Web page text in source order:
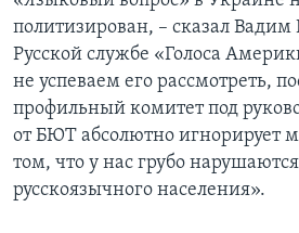
политизирован, – сказал
Русской службе «Голоса
не успеваем его рассмотреть,
профильный комитет под
от БЮТ абсолютно игнорирует
том, что у нас грубо
русскоязычного населения».